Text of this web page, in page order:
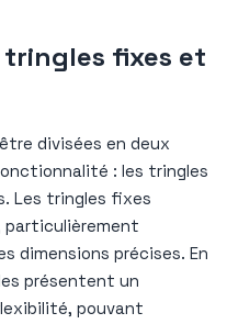
fixes et
divisées en deux
: les tringles
Les tringles fixes
dimensions précises. En
présentent un
pouvant